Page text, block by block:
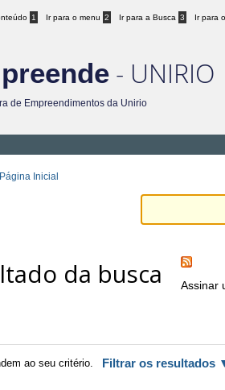
1 Ir para o menu 2 Ir para a Busca 3 Ir para
- UNIRIO
de Empreendimentos da Unirio
Página Inicial
da busca Assinar
ao seu critério. Filtrar os resultados